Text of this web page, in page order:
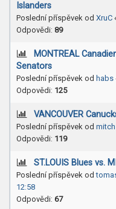
Islanders ‎
Poslední příspěvek od XruC
Odpovědi: 89
MONTREAL
Senators
Poslední příspěvek od habs
Odpovědi: 125
VANCOUVER
Poslední příspěvek od mitch
Odpovědi: 119
ST.LOUIS Blues vs.
Poslední příspěvek od
12:58
Odpovědi: 67